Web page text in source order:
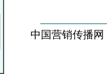
中国营销传播